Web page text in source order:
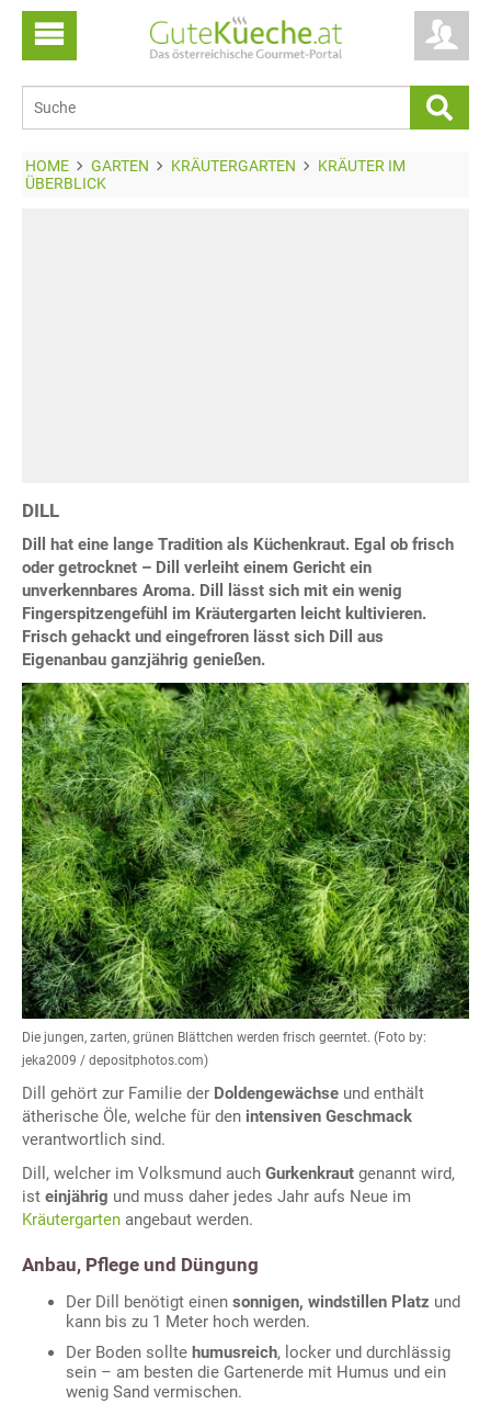
HOME GARTEN KRÄUTERGARTEN
KRÄUTER IM
ÜBERBLICK
DILL
Dill hat eine lange Tradition als Küchenkraut. Egal ob frisch
oder getrocknet – Dill verleiht einem Gericht ein
unverkennbares Aroma. Dill lässt sich mit ein wenig
Fingerspitzengefühl im Kräutergarten leicht kultivieren.
Frisch gehackt und eingefroren lässt sich Dill aus
Eigenanbau ganzjährig genießen.
Die jungen, zarten, grünen Blättchen werden frisch geerntet. (Foto by:
jeka2009 / depositphotos.com)
Dill gehört zur Familie der Doldengewächse und enthält
ätherische Öle, welche für den intensiven Geschmack
verantwortlich sind.
Dill, welcher im Volksmund auch Gurkenkraut genannt wird,
ist einjährig und muss daher jedes Jahr aufs Neue im
Kräutergarten angebaut werden.
Anbau, Pflege und Düngung
Der Dill benötigt einen sonnigen, windstillen Platz und
kann bis zu 1 Meter hoch werden.
Der Boden sollte humusreich, locker und durchlässig
sein – am besten die Gartenerde mit Humus und ein
wenig Sand vermischen.